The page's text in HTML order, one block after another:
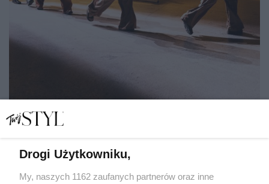
zachwycą fashionistki
MARTA ROGACEWICZ
Drogi Użytkowniku,
My, naszych 1162 zaufanych partnerów oraz inne